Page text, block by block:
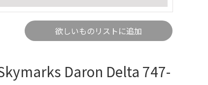
欲しいものリストに追加
Daron Delta 747-